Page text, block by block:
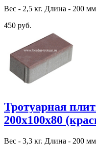
Вес - 2,5 кг. Длина - 200
450 руб.
Тротуарная
200х100х80
Вес - 3,3 кг. Длина - 200